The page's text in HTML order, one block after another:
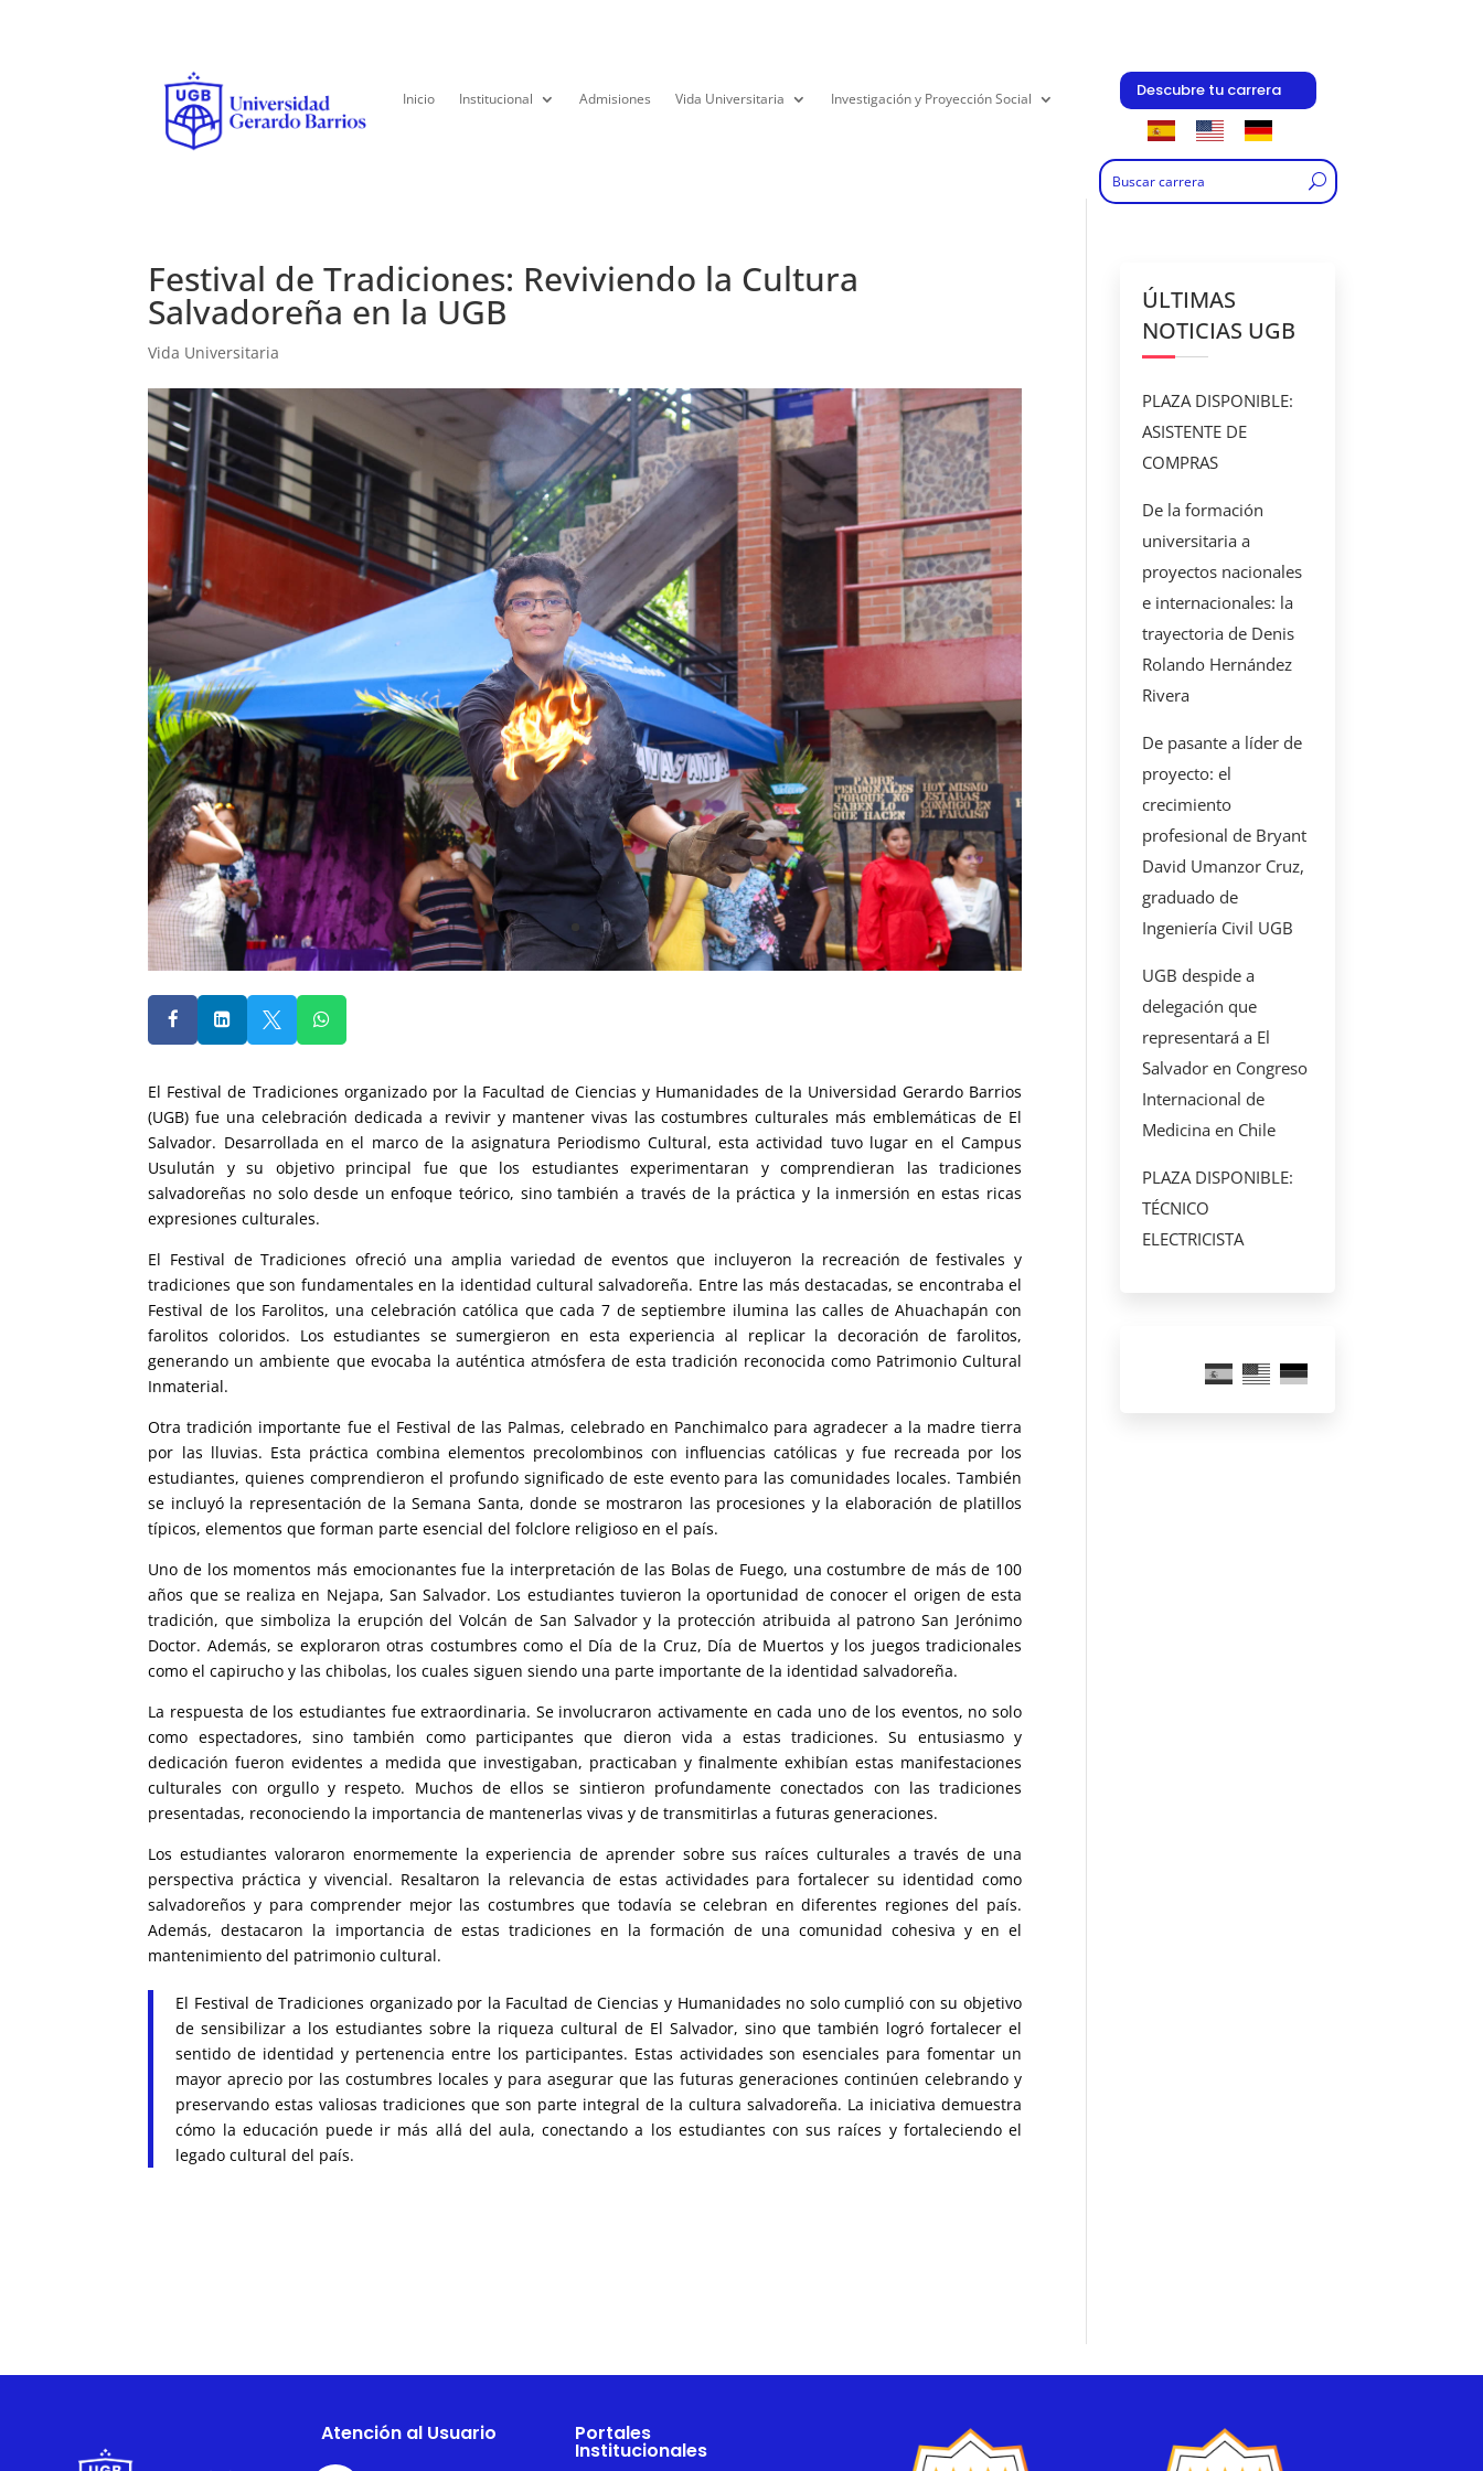
Inicio Institucional Admisiones Vida Universitaria Investigación y Proyección Social Descubre tu carrera
Festival de Tradiciones: Reviviendo la Cultura
Salvadoreña en la UGB
Vida Universitaria
   
El Festival de Tradiciones organizado por la Facultad de Ciencias y Humanidades de la Universidad Gerardo Barrios
(UGB) fue una celebración dedicada a revivir y mantener vivas las costumbres culturales más emblemáticas de El
Salvador. Desarrollada en el marco de la asignatura Periodismo Cultural, esta actividad tuvo lugar en el Campus
Usulután y su objetivo principal fue que los estudiantes experimentaran y comprendieran las tradiciones
salvadoreñas no solo desde un enfoque teórico, sino también a través de la práctica y la inmersión en estas ricas
expresiones culturales.
El Festival de Tradiciones ofreció una amplia variedad de eventos que incluyeron la recreación de festivales y
tradiciones que son fundamentales en la identidad cultural salvadoreña. Entre las más destacadas, se encontraba el
Festival de los Farolitos, una celebración católica que cada 7 de septiembre ilumina las calles de Ahuachapán con
farolitos coloridos. Los estudiantes se sumergieron en esta experiencia al replicar la decoración de farolitos,
generando un ambiente que evocaba la auténtica atmósfera de esta tradición reconocida como Patrimonio Cultural
Inmaterial.
Otra tradición importante fue el Festival de las Palmas, celebrado en Panchimalco para agradecer a la madre tierra
por las lluvias. Esta práctica combina elementos precolombinos con influencias católicas y fue recreada por los
estudiantes, quienes comprendieron el profundo significado de este evento para las comunidades locales. También
se incluyó la representación de la Semana Santa, donde se mostraron las procesiones y la elaboración de platillos
típicos, elementos que forman parte esencial del folclore religioso en el país.
Uno de los momentos más emocionantes fue la interpretación de las Bolas de Fuego, una costumbre de más de 100
años que se realiza en Nejapa, San Salvador. Los estudiantes tuvieron la oportunidad de conocer el origen de esta
tradición, que simboliza la erupción del Volcán de San Salvador y la protección atribuida al patrono San Jerónimo
Doctor. Además, se exploraron otras costumbres como el Día de la Cruz, Día de Muertos y los juegos tradicionales
como el capirucho y las chibolas, los cuales siguen siendo una parte importante de la identidad salvadoreña.
La respuesta de los estudiantes fue extraordinaria. Se involucraron activamente en cada uno de los eventos, no solo
como espectadores, sino también como participantes que dieron vida a estas tradiciones. Su entusiasmo y
dedicación fueron evidentes a medida que investigaban, practicaban y finalmente exhibían estas manifestaciones
culturales con orgullo y respeto. Muchos de ellos se sintieron profundamente conectados con las tradiciones
presentadas, reconociendo la importancia de mantenerlas vivas y de transmitirlas a futuras generaciones.
Los estudiantes valoraron enormemente la experiencia de aprender sobre sus raíces culturales a través de una
perspectiva práctica y vivencial. Resaltaron la relevancia de estas actividades para fortalecer su identidad como
salvadoreños y para comprender mejor las costumbres que todavía se celebran en diferentes regiones del país.
Además, destacaron la importancia de estas tradiciones en la formación de una comunidad cohesiva y en el
mantenimiento del patrimonio cultural.
El Festival de Tradiciones organizado por la Facultad de Ciencias y Humanidades no solo cumplió con su objetivo
de sensibilizar a los estudiantes sobre la riqueza cultural de El Salvador, sino que también logró fortalecer el
sentido de identidad y pertenencia entre los participantes. Estas actividades son esenciales para fomentar un
mayor aprecio por las costumbres locales y para asegurar que las futuras generaciones continúen celebrando y
preservando estas valiosas tradiciones que son parte integral de la cultura salvadoreña. La iniciativa demuestra
cómo la educación puede ir más allá del aula, conectando a los estudiantes con sus raíces y fortaleciendo el
legado cultural del país.
ÚLTIMAS
NOTICIAS UGB
PLAZA DISPONIBLE:
ASISTENTE DE
COMPRAS
De la formación
universitaria a
proyectos nacionales
e internacionales: la
trayectoria de Denis
Rolando Hernández
Rivera
De pasante a líder de
proyecto: el
crecimiento
profesional de Bryant
David Umanzor Cruz,
graduado de
Ingeniería Civil UGB
UGB despide a
delegación que
representará a El
Salvador en Congreso
Internacional de
Medicina en Chile
PLAZA DISPONIBLE:
TÉCNICO
ELECTRICISTA
Atención al Usuario Portales
Institucionales